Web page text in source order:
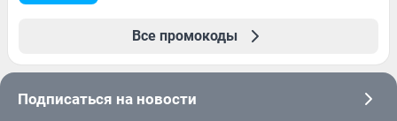
Все промокоды
Подписаться на новости